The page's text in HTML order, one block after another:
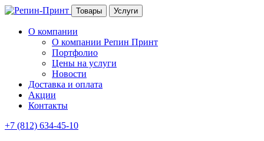
Товары Услуги
О компании
О компании Репин Принт
Портфолио
Цены на услуги
Новости
Доставка и оплата
Акции
Контакты
+7 (812) 634-45-10